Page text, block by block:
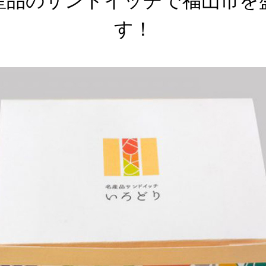
す！